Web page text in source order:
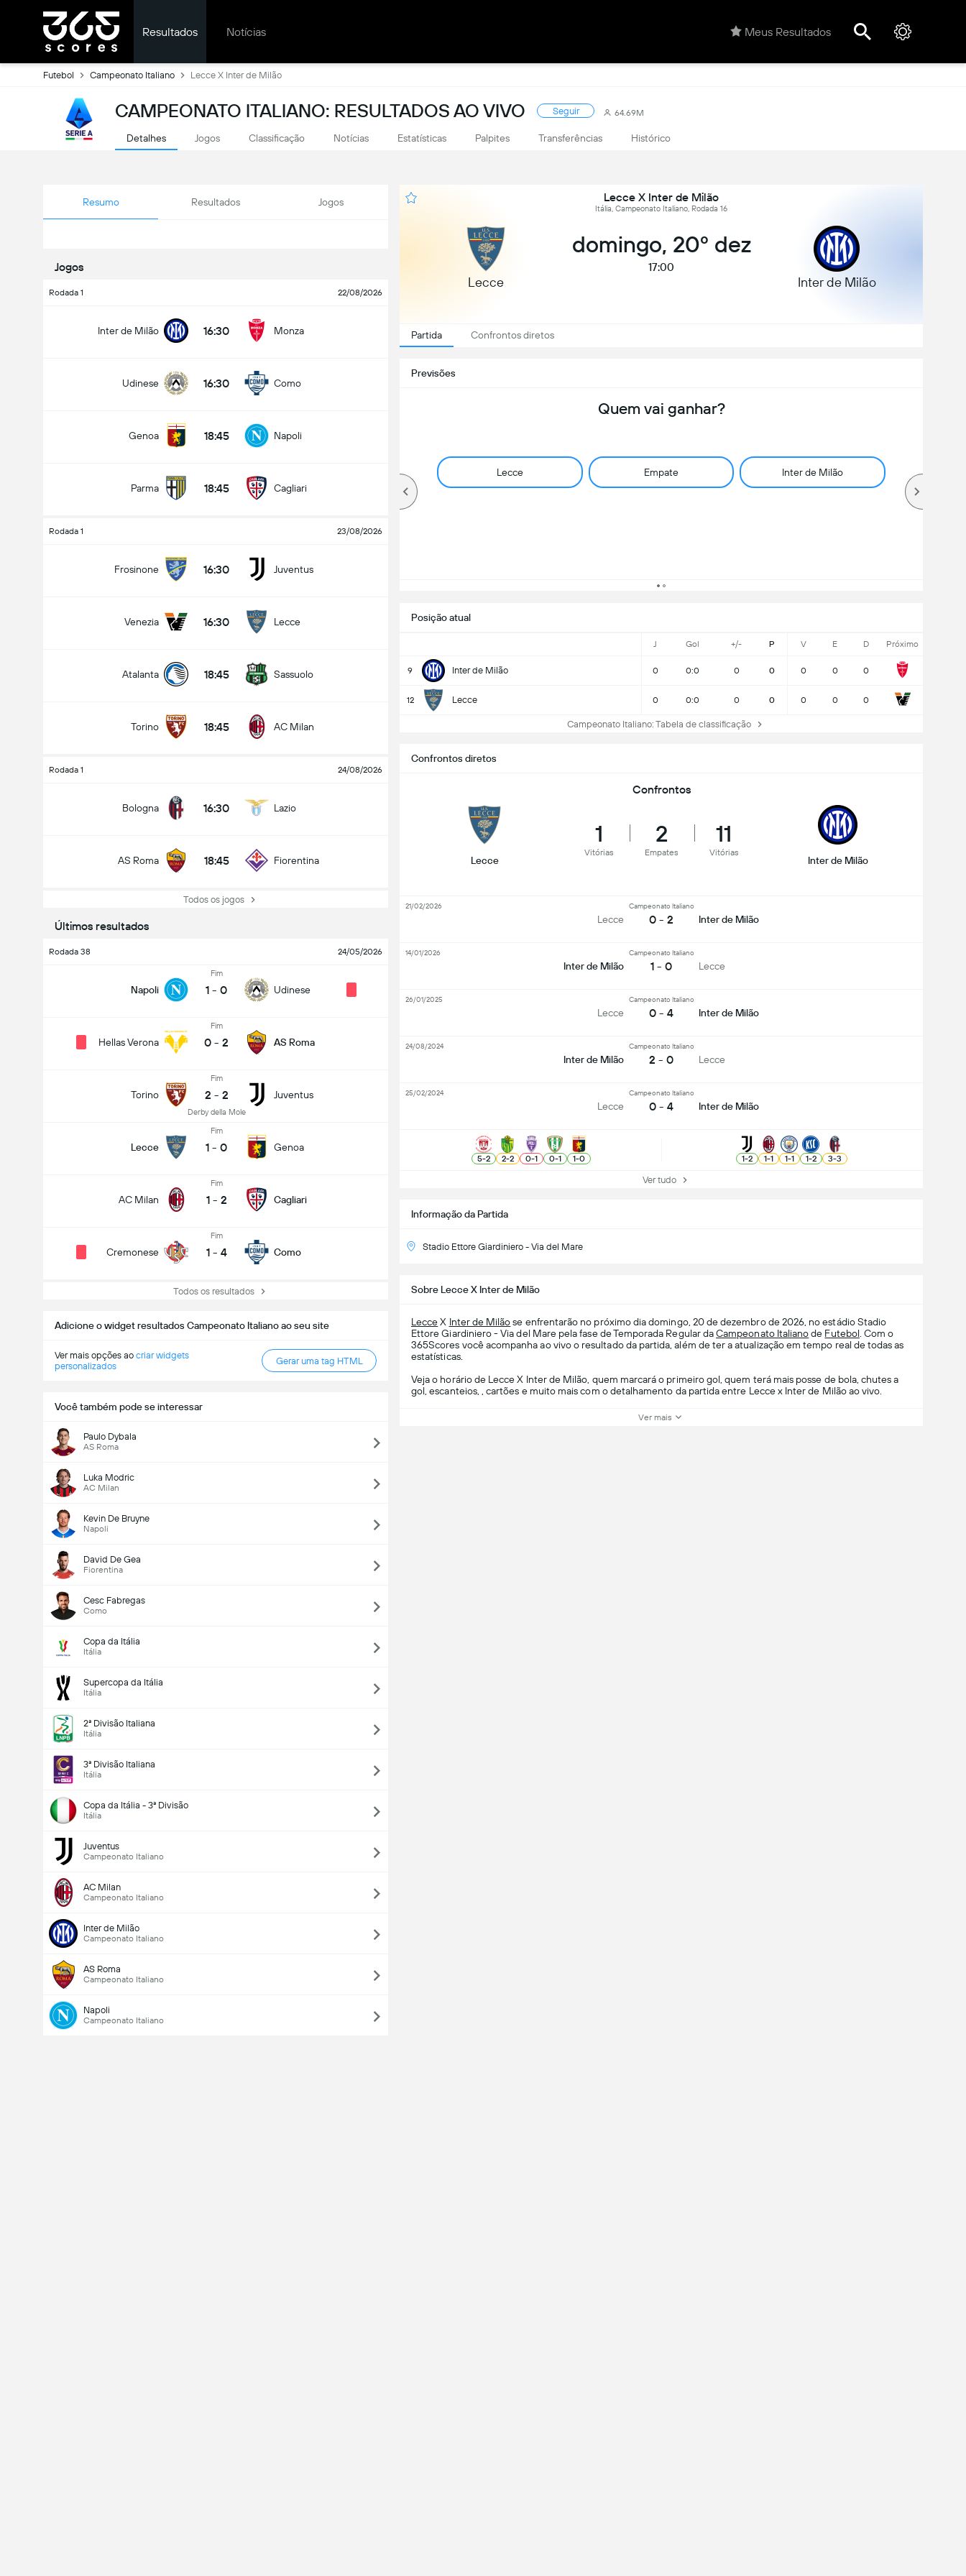
Resultados Notícias Meus Resultados
Futebol Campeonato Italiano Lecce X Inter de Milão
CAMPEONATO ITALIANO: RESULTADOS AO VIVO Seguir 64.69M
Detalhes Jogos Classificação Notícias Estatísticas Palpites Transferências Histórico
Resumo Resultados Jogos
Jogos
Rodada 1 22/08/2026
Inter de Milão 16:30 Monza
Udinese 16:30 Como
Genoa 18:45 Napoli
Parma 18:45 Cagliari
Rodada 1 23/08/2026
Frosinone 16:30 Juventus
Venezia 16:30 Lecce
Atalanta 18:45 Sassuolo
Torino 18:45 AC Milan
Rodada 1 24/08/2026
Bologna 16:30 Lazio
AS Roma 18:45 Fiorentina
Todos os jogos
Últimos resultados
Rodada 38 24/05/2026
Napoli
Fim
1 - 0 Udinese
Hellas Verona
Fim
0 - 2 AS Roma
Torino
Fim
2 - 2
Derby della Mole
Juventus
Lecce
Fim
1 - 0 Genoa
AC Milan
Fim
1 - 2 Cagliari
Cremonese
Fim
1 - 4 Como
Todos os resultados
Adicione o widget resultados Campeonato Italiano ao seu site
Ver mais opções ao criar widgets
personalizados
Gerar uma tag HTML
Você também pode se interessar
Paulo Dybala
AS Roma
Luka Modric
AC Milan
Kevin De Bruyne
Napoli
David De Gea
Fiorentina
Cesc Fabregas
Como
Copa da Itália
Itália
Supercopa da Itália
Itália
2ª Divisão Italiana
Itália
3ª Divisão Italiana
Itália
Copa da Itália - 3ª Divisão
Itália
Juventus
Campeonato Italiano
AC Milan
Campeonato Italiano
Inter de Milão
Campeonato Italiano
AS Roma
Campeonato Italiano
Napoli
Campeonato Italiano
Lecce X Inter de Milão
Itália, Campeonato Italiano, Rodada 16
Lecce
domingo, 20º dez
17:00
Inter de Milão
Partida Confrontos diretos
Previsões
Quem vai ganhar?
Lecce Empate Inter de Milão
Posição atual
J Gol +/- P V E D Próximo
9 Inter de Milão 0 0:0 0 0 0 0 0
12 Lecce 0 0:0 0 0 0 0 0
Campeonato Italiano: Tabela de classificação
Informação da Partida
Stadio Ettore Giardiniero - Via del Mare
Confrontos diretos
Confrontos
Lecce
1
Vitórias
2
Empates
11
Vitórias
Inter de Milão
Lecce
Campeonato Italiano
0 - 2 Inter de Milão
21/02/2026
Inter de Milão
Campeonato Italiano
1 - 0 Lecce
14/01/2026
Lecce
Campeonato Italiano
0 - 4 Inter de Milão
26/01/2025
Inter de Milão
Campeonato Italiano
2 - 0 Lecce
24/08/2024
Lecce
Campeonato Italiano
0 - 4 Inter de Milão
25/02/2024
5-2 2-2 0-1 0-1 1-0 1-2 1-1 1-1 1-2 3-3
Ver tudo
Sobre Lecce X Inter de Milão
LecceX Inter de Milãose enfrentarão no próximo dia domingo, 20 de dezembro de 2026, no estádio Stadio
Ettore Giardiniero - Via del Mare pela fase de Temporada Regular daCampeonato Italianode Futebol . Com o
365Scores você acompanha ao vivo o resultado da partida, além de ter a atualização em tempo real de todas as
estatísticas.
Veja o horário de Lecce X Inter de Milão, quem marcará o primeiro gol, quem terá mais posse de bola, chutes a
gol, escanteios, , cartões e muito mais com o detalhamento da partida entre Lecce x Inter de Milão ao vivo.
Ver mais